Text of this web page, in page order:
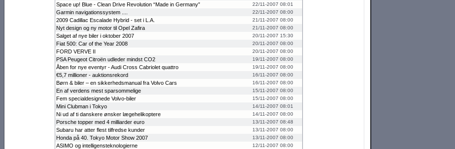
Space up! Blue - Clean Drive Revolution “Made in Germany” 22/11-2007 08:01
Garmin navi­gati­ons­sy­stem .... 22/11-2007 08:00
2009 Cadillac Escalade Hybrid - set i L.A. 21/11-2007 08:00
Nyt design og ny motor til Opel Zafira 21/11-2007 08:00
Salget af nye biler i oktober 2007 20/11-2007 15:30
Fiat 500: Car of the Year 2008 20/11-2007 08:00
FORD VERVE II 20/11-2007 08:00
PSA Peugeot Citroën udleder mindst CO2 19/11-2007 08:00
Åben for nye eventyr - Audi Cross Cabriolet quattro 19/11-2007 08:00
€5,7 millioner - auktionsrekord 16/11-2007 08:00
Børn & biler – en sikkerhedsma­nual fra Volvo Cars 16/11-2007 08:00
En af verdens mest sparsommelige 15/11-2007 08:00
Fem specialdesignede Volvo-biler 15/11-2007 08:00
Mini Clubman i Tokyo 14/11-2007 08:01
Ni ud af ti dan­skere ønsker læge­helikoptere 14/11-2007 08:00
Porsche topper med 4 milliarder euro 13/11-2007 08:48
Subaru har atter flest tilfredse kunder 13/11-2007 08:00
Honda på 40. Tokyo Motor Show 2007 13/11-2007 08:00
ASIMO og intelli­gensteknolo­gierne 12/11-2007 08:00